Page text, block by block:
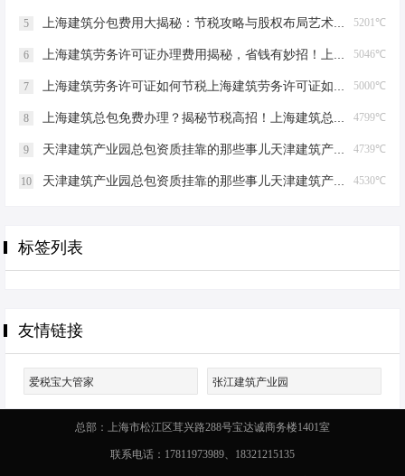
5201℃
5 上海建筑分包费用大揭秘：节税攻略与股权布局艺术上海建筑分包有什么费用
5046℃
6 上海建筑劳务许可证办理费用揭秘，省钱有妙招！上海建筑劳务许可证办理费用是多少
5000℃
7 上海建筑劳务许可证如何节税上海建筑劳务许可证如何节税
4799℃
8 上海建筑总包免费办理？揭秘节税高招！上海建筑总包免费办理吗？
4739℃
9 天津建筑产业园总包资质挂靠的那些事儿天津建筑产业园总包资质挂靠
4530℃
10 天津建筑产业园总包资质挂靠的那些事儿天津建筑产业园总包资质挂靠
标签列表
友情链接
爱税宝大管家 张江建筑产业园
总部：上海市松江区茸兴路288号宝达诚商务楼1401室
联系电话：17811973989、18321215135